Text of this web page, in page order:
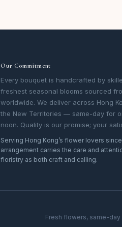
Our Commitment
Every bouquet is handcrafted by
freshest seasonal blooms sourced
worldwide. We deliver across Hong
the New Territories — same-day for
noon. Quality is our promise; your
Serving Hong Kong’s flower lovers
arrangement carries the care and
floristry as both craft and calling.
Fresh flowers, same-